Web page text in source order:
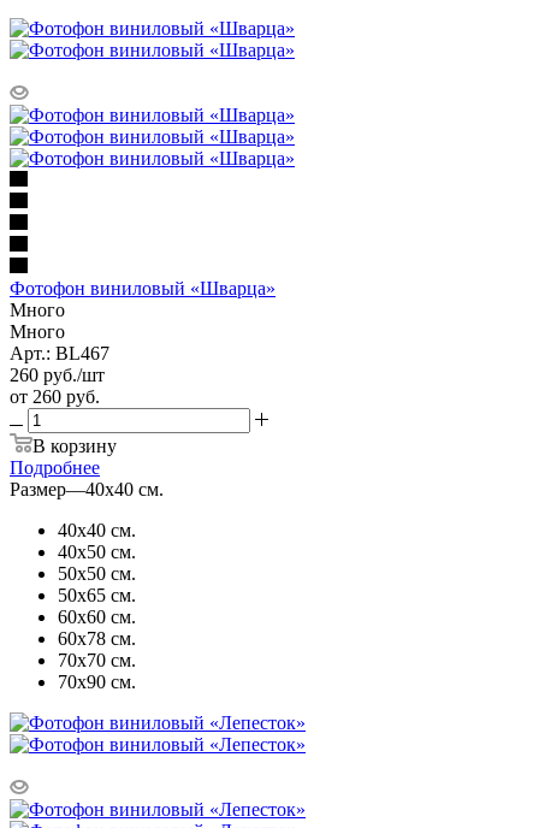
Фотофон виниловый «Шварца»
Много
Много
Арт.: BL467
260 руб./шт
от 260 руб.
В корзину
Подробнее
Размер—40х40 см.
40х40 см.
40х50 см.
50х50 см.
50х65 см.
60х60 см.
60х78 см.
70х70 см.
70х90 см.